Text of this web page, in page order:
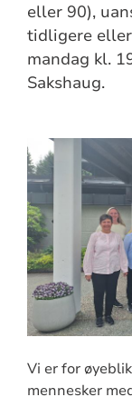
eller 90),
tidligere
mandag kl.
Sakshaug.
Vi er for
mennesker